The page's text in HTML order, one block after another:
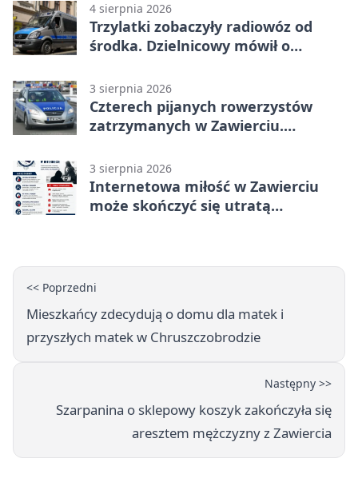
4 sierpnia 2026
Trzylatki zobaczyły radiowóz od
środka. Dzielnicowy mówił o
3 sierpnia 2026
Czterech pijanych rowerzystów
zatrzymanych w Zawierciu.
3 sierpnia 2026
Internetowa miłość w Zawierciu
może skończyć się utratą
<< Poprzedni
Mieszkańcy zdecydują o domu dla matek i
przyszłych matek w Chruszczobrodzie
Następny >>
Szarpanina o sklepowy koszyk zakończyła się
aresztem mężczyzny z Zawiercia